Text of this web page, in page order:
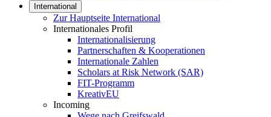
International
Zur Hauptseite International
Internationales Profil
Internationalisierung
Partnerschaften & Kooperationen
Internationale Zahlen
Scholars at Risk Network (SAR)
FIT-Programm
KreativEU
Incoming